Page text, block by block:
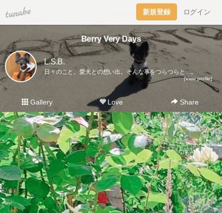
tuna.be 新規登録 ログイン
Berry Very Days
L.S.B.
日々のこと。愛犬との想い出。そんな事をつらつらと…。
[View profile]
Gallery Love Share